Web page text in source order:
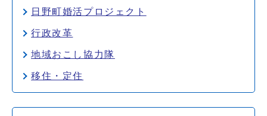
日野町婚活プロジェクト
行政改革
地域おこし協力隊
移住・定住